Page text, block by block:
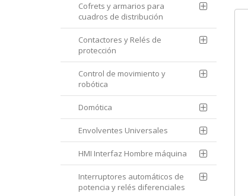
Cofrets y armarios para
cuadros de distribución
Contactores y Relés de
protección
Control de movimiento y
robótica
Domótica
Envolventes Universales
HMI Interfaz Hombre máquina
Interruptores automáticos de
potencia y relés diferenciales